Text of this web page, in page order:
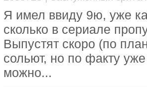
Я имел ввиду 9ю, уже
сколько в сериале
Выпустят скоро (по
сольют, но по факту
можно...